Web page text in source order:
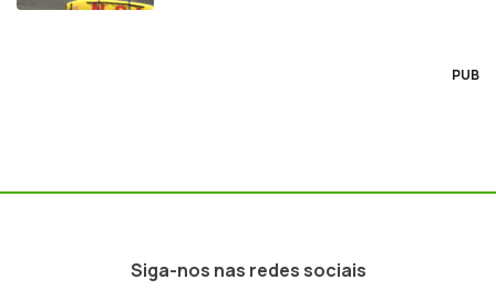
PUB
Siga-nos nas redes sociais